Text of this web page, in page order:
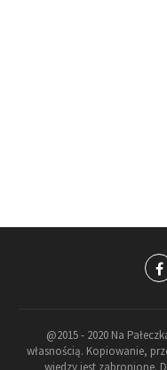
@2015 - 2020 Na
własnością. Kopiowanie,